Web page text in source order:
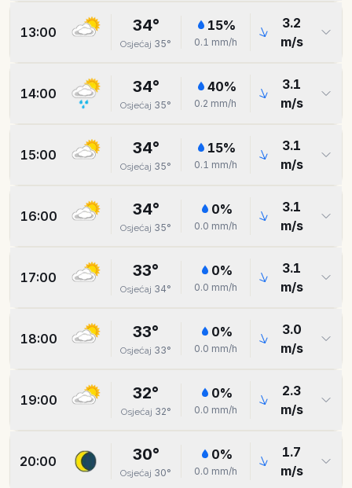
13:00 34°
Osjećaj 35°
15%
0.1 mm/h
3.2
m/s
14:00 34°
Osjećaj 35°
40%
0.2 mm/h
3.1
m/s
15:00 34°
Osjećaj 35°
15%
0.1 mm/h
3.1
m/s
16:00 34°
Osjećaj 35°
0%
0.0 mm/h
3.1
m/s
17:00 33°
Osjećaj 34°
0%
0.0 mm/h
3.1
m/s
18:00 33°
Osjećaj 33°
0%
0.0 mm/h
3.0
m/s
19:00 32°
Osjećaj 32°
0%
0.0 mm/h
2.3
m/s
20:00 30°
Osjećaj 30°
0%
0.0 mm/h
1.7
m/s